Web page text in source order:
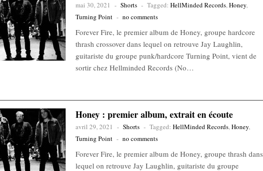
mai 30, 2021 - Shorts - Tagged: HellMinded Records,Honey,
Turning Point - no comments
Forever Fire, le premier album de Honey, groupe hardcore
thrash crossover dans lequel on retrouve Jay Laughlin,
guitariste du groupe punk/hardcore Turning Point, vient de
sortir chez Hellminded Records (No…
Honey : premier album, extrait en écoute
avril 29, 2021 - Shorts - Tagged: HellMinded Records,Honey,
Turning Point - no comments
Forever Fire, le premier album de Honey, groupe thrash dans
lequel on retrouve Jay Laughlin, guitariste du groupe